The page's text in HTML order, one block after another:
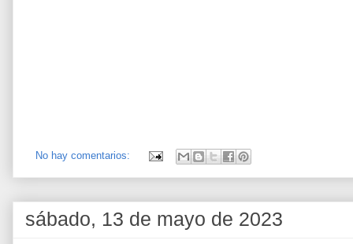
No hay comentarios:
sábado, 13 de mayo de 2023